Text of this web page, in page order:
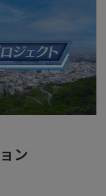
ン